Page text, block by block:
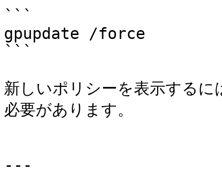
```
gpupdate /force
```
新しいポリシーを表示する
必要があります。
---